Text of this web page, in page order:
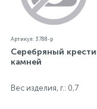
Артикул: 3788-р
Серебряный
камней
Вес изделия, г.: 0,7